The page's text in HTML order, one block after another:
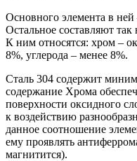
Основного элемента в ней
Остальное составляют
К ним относятся: хром –
8%, углерода – менее 8%.
Сталь 304 содержит
содержание Хрома
поверхности оксидного
к воздействию
данное соотношение
ему проявлять
магнитится).